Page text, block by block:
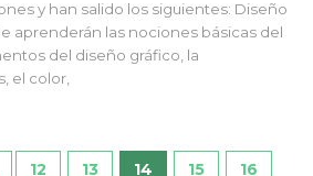
y han salido los siguientes: Diseño
aprenderán las nociones básicas del
del diseño gráfico, la
el color,
12 13 14 15 16